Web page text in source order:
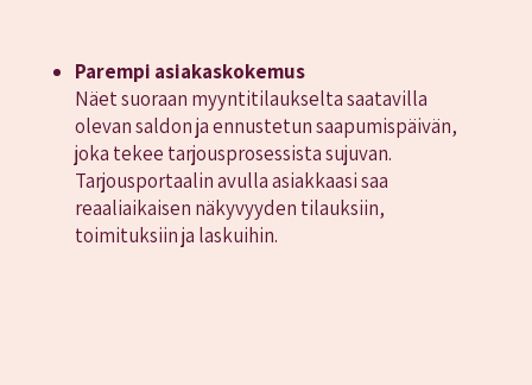
Parempi asiakaskokemus
Näet suoraan myyntitilaukselta saatavilla
olevan saldon ja ennustetun saapumispäivän,
joka tekee tarjousprosessista sujuvan.
Tarjousportaalin avulla asiakkaasi saa
reaaliaikaisen näkyvyyden tilauksiin,
toimituksiin ja laskuihin.